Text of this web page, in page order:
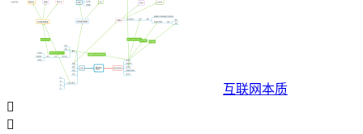
互联网本质

